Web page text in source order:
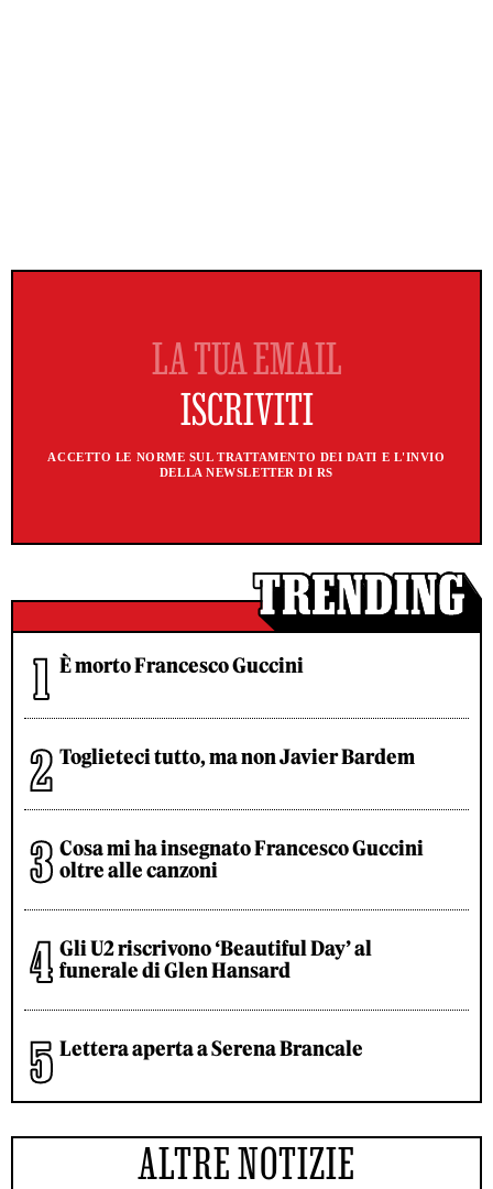
ACCETTO LE NORME SUL TRATTAMENTO DEI DATI E L'INVIO
DELLA NEWSLETTER DI RS
È morto Francesco Guccini
Toglieteci tutto, ma non Javier Bardem
Cosa mi ha insegnato Francesco Guccini
oltre alle canzoni
Gli U2 riscrivono ‘Beautiful Day’ al
funerale di Glen Hansard
Lettera aperta a Serena Brancale
ALTRE NOTIZIE